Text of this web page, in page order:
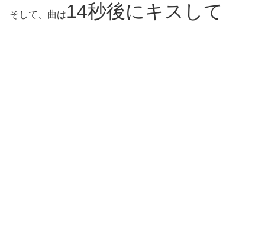
そして、曲は14秒後にキスして